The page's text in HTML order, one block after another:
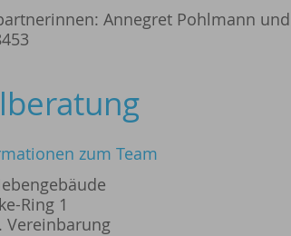
Annegret Pohlmann
zum Team
Ring 1
Vereinbarung